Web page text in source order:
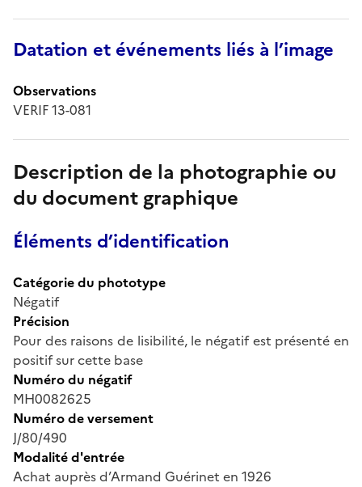
Datation et événements liés à l’image
Observations
VERIF 13-081
Description de la photographie ou
du document graphique
Éléments d’identification
Catégorie du phototype
Négatif
Précision
Pour des raisons de lisibilité, le négatif est présenté en
positif sur cette base
Numéro du négatif
MH0082625
Numéro de versement
J/80/490
Modalité d'entrée
Achat auprès d’Armand Guérinet en 1926